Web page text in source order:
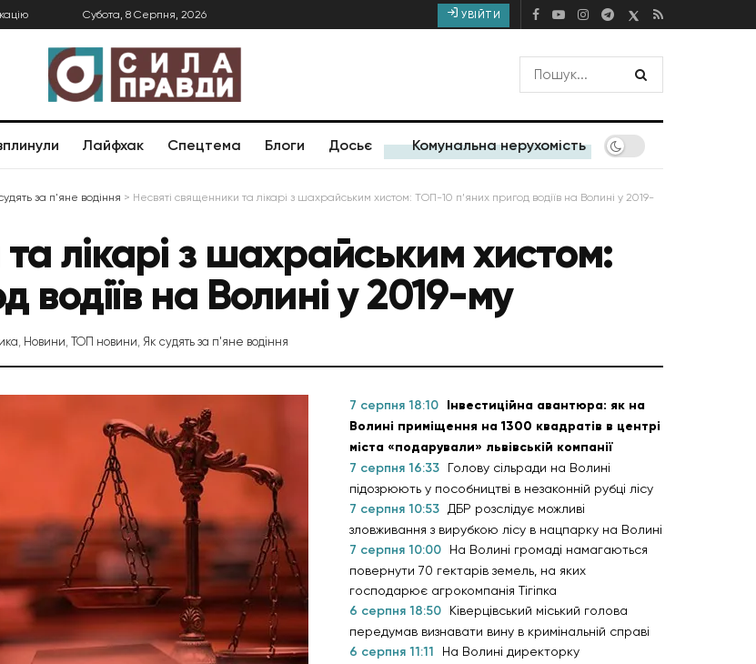
Субота, 8 Серпня, 2026 УВІЙТИ
Лайфхак Спецтема Блоги Досьє Комунальна нерухомість
за п'яне водіння > Несвяті священники та лікарі з шахрайським хистом: ТОП-10 п’яних пригод водіїв на Волині у 2019-
лікарі з шахрайським хистом:
водіїв на Волині у 2019-му
, Новини, ТОП новини, Як судять за п'яне водіння
7 серпня 18:10 Інвестиційна авантюра: як на
Волині приміщення на 1300 квадратів в центрі
міста «подарували» львівській компанії
7 серпня 16:33
Голову сільради на Волині
підозрюють у пособництві в незаконній рубці лісу
7 серпня 10:53 ДБР розслідує можливі
зловживання з вирубкою лісу в нацпарку на Волині
7 серпня 10:00
На Волині громаді намагаються
повернути 70 гектарів земель, на яких
господарює агрокомпанія Тігіпка
6 серпня 18:50
Ківерцівський міський голова
передумав визнавати вину в кримінальній справі
6 серпня 11:11
На Волині директорку